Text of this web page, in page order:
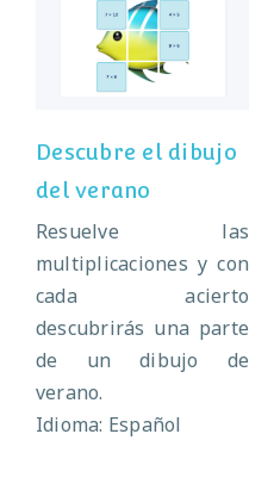
Descubre el
dibujo del verano
Descubre el dibujo
del verano
Resuelve las
multiplicaciones y con
cada acierto
descubrirás una parte
de un dibujo de
verano.
Idioma: Español